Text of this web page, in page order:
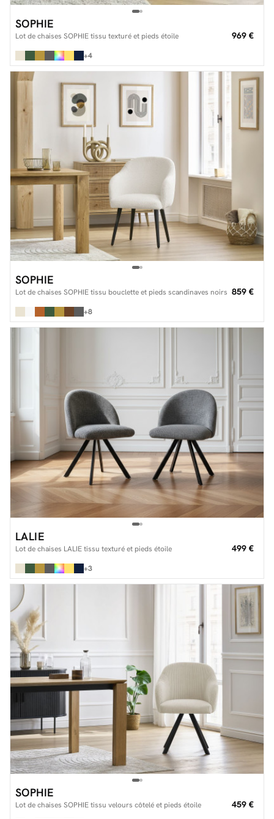
SOPHIE
Lot de chaises SOPHIE tissu texturé et pieds étoile 969 €
+4
SOPHIE
Lot de chaises SOPHIE tissu bouclette et pieds scandinaves noirs 859 €
+8
LALIE
Lot de chaises LALIE tissu texturé et pieds étoile 499 €
+3
SOPHIE
Lot de chaises SOPHIE tissu velours côtelé et pieds étoile 459 €